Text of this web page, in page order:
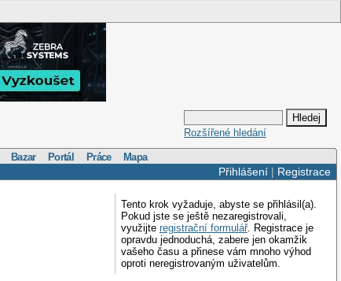
Rozšířené hledání
Bazar Portál Práce Mapa
Přihlášení| Registrace
Tento krok vyžaduje, abyste se přihlásil(a).
Pokud jste se ještě nezaregistrovali,
využijte registrační formulář. Registrace je
opravdu jednoduchá, zabere jen okamžik
vašeho času a přinese vám mnoho výhod
oproti neregistrovaným uživatelům.